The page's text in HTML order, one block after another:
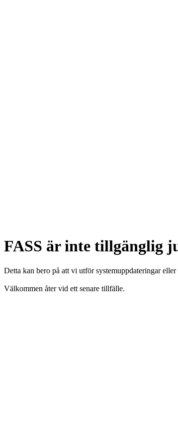
FASS är inte tillgänglig
Detta kan bero på att vi utför systemuppdateringar
Välkommen åter vid ett senare tillfälle.